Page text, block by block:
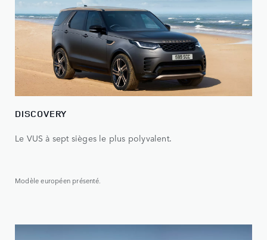
DISCOVERY
Le VUS à sept sièges le plus polyvalent.
Modèle européen présenté.